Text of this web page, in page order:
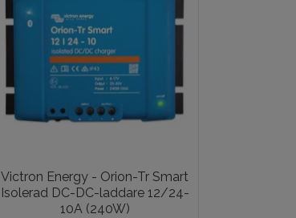
Victron Energy - Orion-Tr Smart
Isolerad DC-DC-laddare 12/24-
10A (240W)